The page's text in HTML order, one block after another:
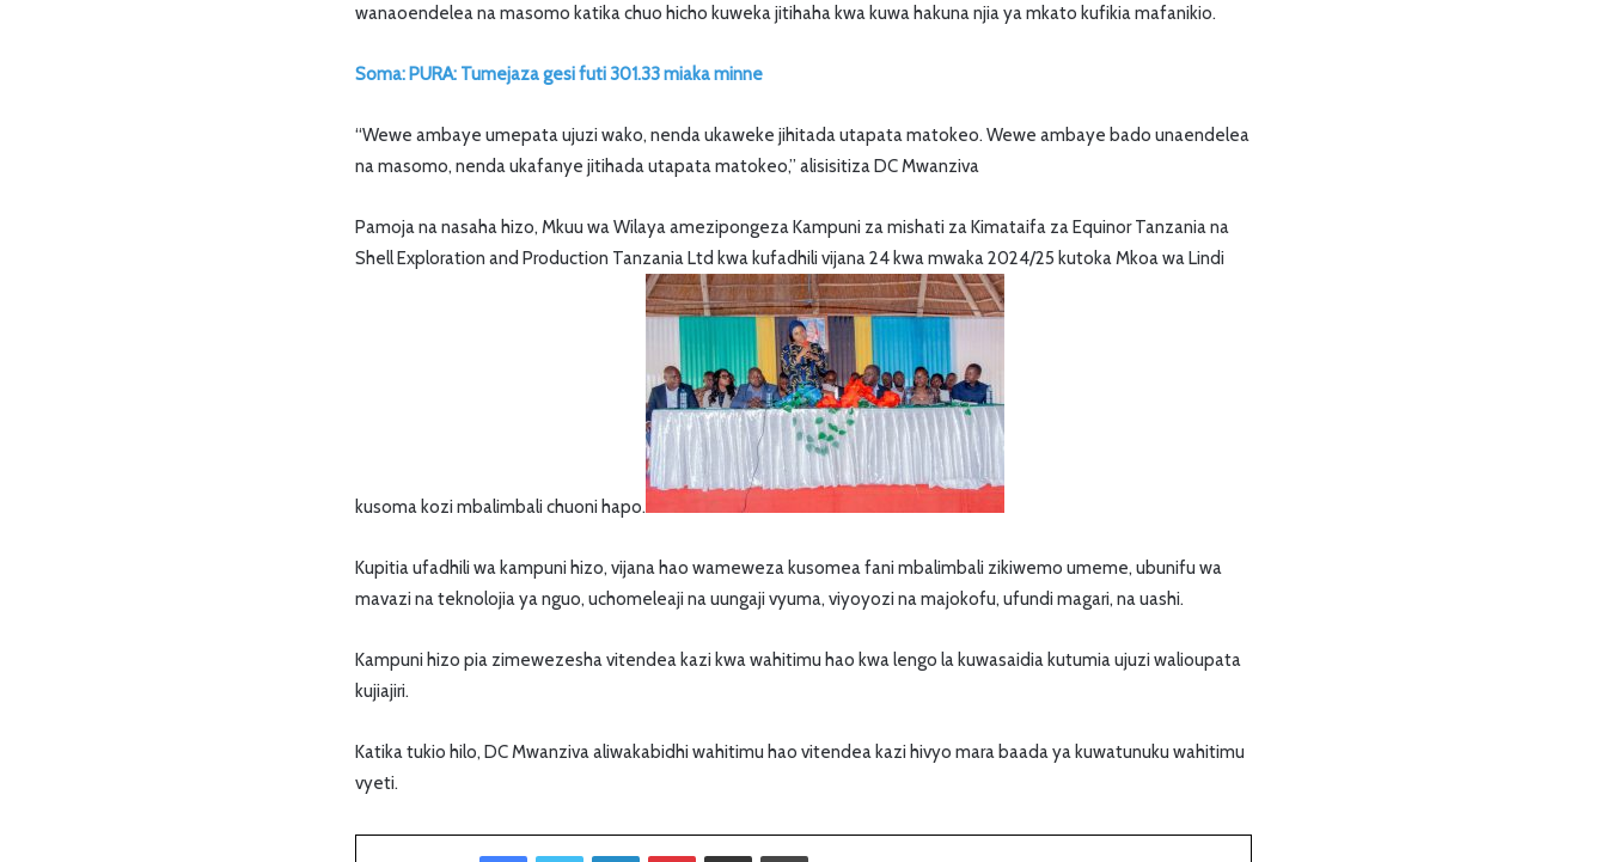
wanaoendelea na masomo katika chuo hicho kuweka jitihaha kwa kuwa hakuna njia ya mkato kufikia mafanikio.
Soma: PURA: Tumejaza gesi futi 301.33 miaka minne
“Wewe ambaye umepata ujuzi wako, nenda ukaweke jihitada utapata matokeo. Wewe ambaye bado unaendelea
na masomo, nenda ukafanye jitihada utapata matokeo,” alisisitiza DC Mwanziva
Pamoja na nasaha hizo, Mkuu wa Wilaya amezipongeza Kampuni za mishati za Kimataifa za Equinor Tanzania na
Shell Exploration and Production Tanzania Ltd kwa kufadhili vijana 24 kwa mwaka 2024/25 kutoka Mkoa wa Lindi
kusoma kozi mbalimbali chuoni hapo.
Kupitia ufadhili wa kampuni hizo, vijana hao wameweza kusomea fani mbalimbali zikiwemo umeme, ubunifu wa
mavazi na teknolojia ya nguo, uchomeleaji na uungaji vyuma, viyoyozi na majokofu, ufundi magari, na uashi.
Kampuni hizo pia zimewezesha vitendea kazi kwa wahitimu hao kwa lengo la kuwasaidia kutumia ujuzi walioupata
kujiajiri.
Katika tukio hilo, DC Mwanziva aliwakabidhi wahitimu hao vitendea kazi hivyo mara baada ya kuwatunuku wahitimu
vyeti.
LinkedIn Sambaza kupitia barua pepe